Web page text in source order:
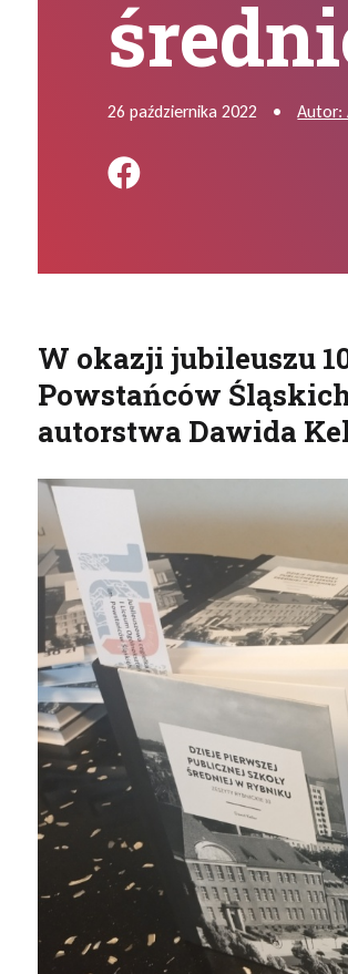
26 października 2022 • Autor:
Podziel
W okazji jubileuszu
Powstańców
autorstwa Dawida